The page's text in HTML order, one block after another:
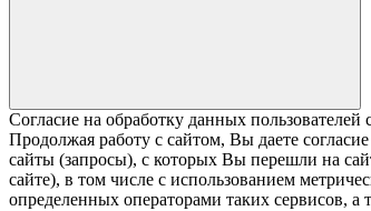
Согласие на обработку данных пользователей
Продолжая работу с сайтом, Вы даете
сайты (запросы), с которых Вы перешли на
сайте), в том числе с использованием
определенных операторами таких сервисов,